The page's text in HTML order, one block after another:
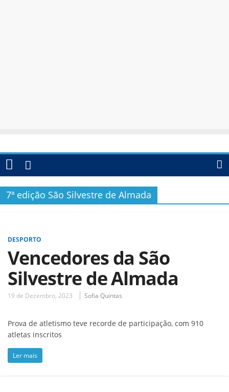
7ª edição São Silvestre de Almada
DESPORTO
Vencedores da São
Silvestre de Almada
19 de Dezembro, 2023 Sofia Quintas
Prova de atletismo teve recorde de participação, com 910
atletas inscritos
Ler mais